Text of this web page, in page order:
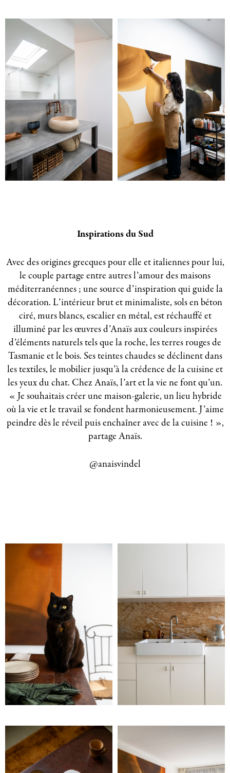
Inspirations du Sud
Avec des origines grecques pour elle et italiennes pour lui,
le couple partage entre autres l’amour des maisons
méditerranéennes ; une source d’inspiration qui guide la
décoration. L’intérieur brut et minimaliste, sols en béton
ciré, murs blancs, escalier en métal, est réchauffé et
illuminé par les œuvres d’Anaïs aux couleurs inspirées
d’éléments naturels tels que la roche, les terres rouges de
Tasmanie et le bois. Ses teintes chaudes se déclinent dans
les textiles, le mobilier jusqu’à la crédence de la cuisine et
les yeux du chat. Chez Anaïs, l’art et la vie ne font qu’un.
« Je souhaitais créer une maison-galerie, un lieu hybride
où la vie et le travail se fondent harmonieusement. J’aime
peindre dès le réveil puis enchaîner avec de la cuisine ! »,
partage Anaïs.
@anaisvindel